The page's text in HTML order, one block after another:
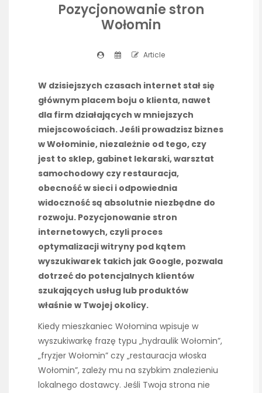
Pozycjonowanie stron
Wołomin
Article
W dzisiejszych czasach internet stał się
głównym placem boju o klienta, nawet
dla firm działających w mniejszych
miejscowościach. Jeśli prowadzisz biznes
w Wołominie, niezależnie od tego, czy
jest to sklep, gabinet lekarski, warsztat
samochodowy czy restauracja,
obecność w sieci i odpowiednia
widoczność są absolutnie niezbędne do
rozwoju. Pozycjonowanie stron
internetowych, czyli proces
optymalizacji witryny pod kątem
wyszukiwarek takich jak Google, pozwala
dotrzeć do potencjalnych klientów
szukających usług lub produktów
właśnie w Twojej okolicy.
Kiedy mieszkaniec Wołomina wpisuje w
wyszukiwarkę frazę typu „hydraulik Wołomin”,
„fryzjer Wołomin” czy „restauracja włoska
Wołomin”, zależy mu na szybkim znalezieniu
lokalnego dostawcy. Jeśli Twoja strona nie